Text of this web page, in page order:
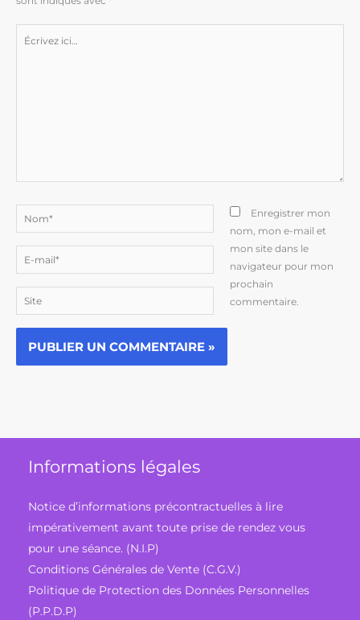
mail*
Enregistrer mon
nom, mon e-mail et
mon site dans le
navigateur pour mon
prochain
commentaire.
Informations légales
Notice d’informations précontractuelles à lire
impérativement avant toute prise de rendez vous
pour une séance. (N.I.P)
Conditions Générales de Vente (C.G.V.)
Politique de Protection des Données Personnelles
(P.P.D.P)